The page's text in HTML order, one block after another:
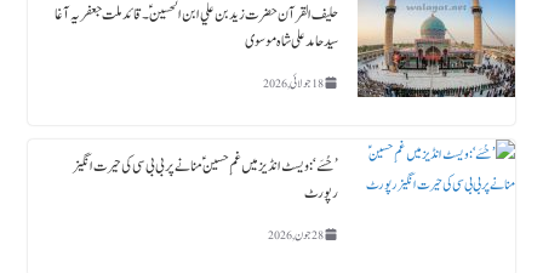
حلیف القرآن حضرت زید بن علي ابن الحسین ؑ ۔قائد ملت جعفریہ آغا
سید حامد علی شاہ موسوی
18 جولائی, 2026
’حُسَے‘: ویسٹ انڈیز میں غمِ حسینؑ منانے پر بی بی سی کی حیرت انگیز
رپورٹ
28 جون, 2026